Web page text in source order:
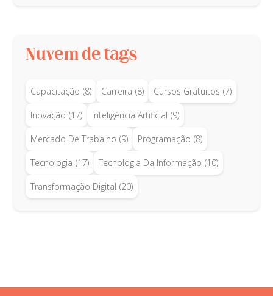
Nuvem de tags
Capacitação (8) Carreira (8) Cursos Gratuitos (7)
Inovação (17) Inteligência Artificial (9)
Mercado De Trabalho (9) Programação (8)
Tecnologia (17) Tecnologia Da Informação (10)
Transformação Digital (20)